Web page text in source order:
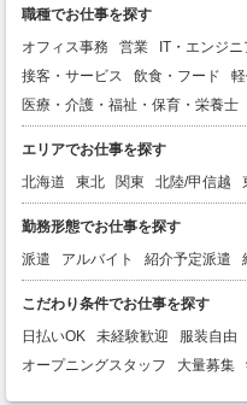
職種でお仕事を探す
オフィス事務
営業 IT・エンジニ
接客・サービス
飲食・フード
医療・介護・福祉・保育・栄養士
エリアでお仕事を探す
北海道
東北 関東 北陸/甲信越
勤務形態でお仕事を探す
派遣
アルバイト 紹介予定派遣
こだわり条件でお仕事を探す
日払いOK
未経験歓迎 服装自由
オープニングスタッフ
大量募集